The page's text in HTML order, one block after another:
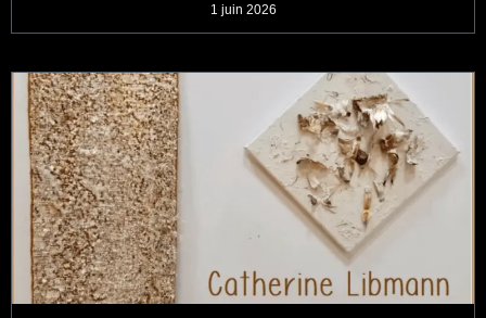
1 juin 2026